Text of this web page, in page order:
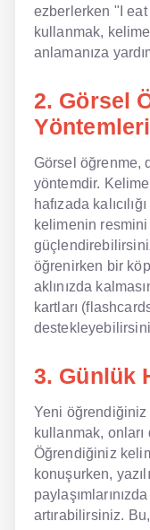
ezberlerken "I
kullanmak,
anlamanıza
2. Görsel
Görsel öğrenme,
yöntemdir.
hafızada
kelimenin resmini
öğrenirken bir
aklınızda
kartları
3. Günlük
Yeni
kullanmak, onları
Öğrendiğiniz
konuşurken,
artırabilirsiniz.